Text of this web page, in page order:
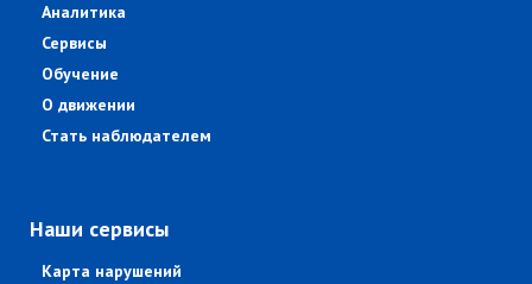
Аналитика
Сервисы
Обучение
О движении
Стать наблюдателем
Наши сервисы
Карта нарушений